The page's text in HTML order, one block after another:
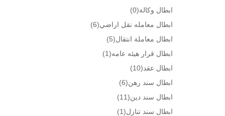
ابطال وكالة(0)
ابطال معامله نقل اراضي(6)
ابطال معاملة انتقال(5)
ابطال قرار هيئه عامه(1)
ابطال عقد(10)
ابطال سند رهن(6)
ابطال سند دين(11)
ابطال سند تنازل(1)